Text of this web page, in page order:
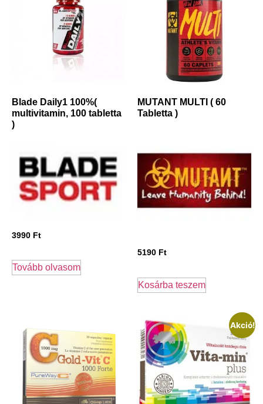
Blade Daily1 100%(
multivitamin, 100 tabletta
)
3990 Ft
Tovább olvasom
MUTANT MULTI ( 60
Tabletta )
5190 Ft
Kosárba teszem
Akció!